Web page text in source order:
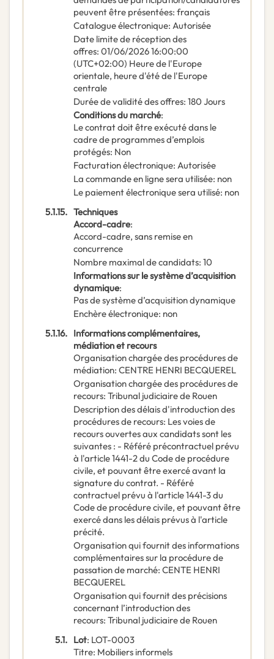
peuvent être présentées: français
Catalogue électronique: Autorisée
Date limite de réception des
offres: 01/06/202616:00:00
(UTC+02:00) Heure de l'Europe
orientale, heure d'été de l'Europe
centrale
Durée de validité des offres: 180 Jours
Conditions du marché:
Le contrat doit être exécuté dans le
cadre de programmes d’emplois
protégés: Non
Facturation électronique: Autorisée
La commande en ligne sera utilisée: non
Le paiement électronique sera utilisé: non
5.1.15. Techniques
Accord-cadre:
Accord-cadre, sans remise en
concurrence
Nombre maximal de candidats: 10
Informations sur le système d’acquisition
dynamique:
Pas de système d’acquisition dynamique
Enchère électronique: non
5.1.16. Informations complémentaires,
médiation et recours
Organisation chargée des procédures de
médiation: CENTRE HENRI BECQUEREL
Organisation chargée des procédures de
recours: Tribunal judiciaire de Rouen
Description des délais d'introduction des
procédures de recours: Les voies de
recours ouvertes aux candidats sont les
suivantes : - Référé précontractuel prévu
à l'article 1441-2 du Code de procédure
civile, et pouvant être exercé avant la
signature du contrat. - Référé
contractuel prévu à l'article 1441-3 du
Code de procédure civile, et pouvant être
exercé dans les délais prévus à l'article
précité.
Organisation qui fournit des informations
complémentaires sur la procédure de
passation de marché: CENTE HENRI
BECQUEREL
Organisation qui fournit des précisions
concernant l’introduction des
recours: Tribunal judiciaire de Rouen
5.1. Lot: LOT-0003
Titre: Mobiliers informels